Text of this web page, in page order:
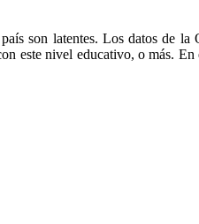
son latentes. Los datos de
este nivel educativo, o más.